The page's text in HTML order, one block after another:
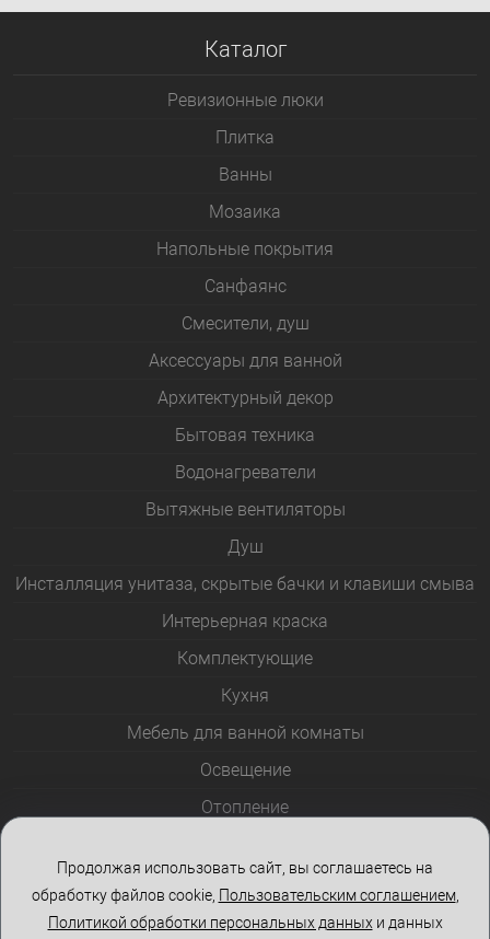
Каталог
Ревизионные люки
Плитка
Bанны
Мозаика
Напольные покрытия
Санфаянс
Смесители, душ
Аксессуары для ванной
Архитектурный декор
Бытовая техника
Водонагреватели
Вытяжные вентиляторы
Душ
Инсталляция унитаза, скрытые бачки и клавиши смыва
Интерьерная краска
Комплектующие
Кухня
Мебель для ванной комнаты
Освещение
Отопление
Розетки и выключатели
Стеклоблоки
Продолжая использовать сайт, вы соглашаетесь на
обработку файлов cookie, Пользовательским соглашением,
Политикой обработки персональных данных и данных